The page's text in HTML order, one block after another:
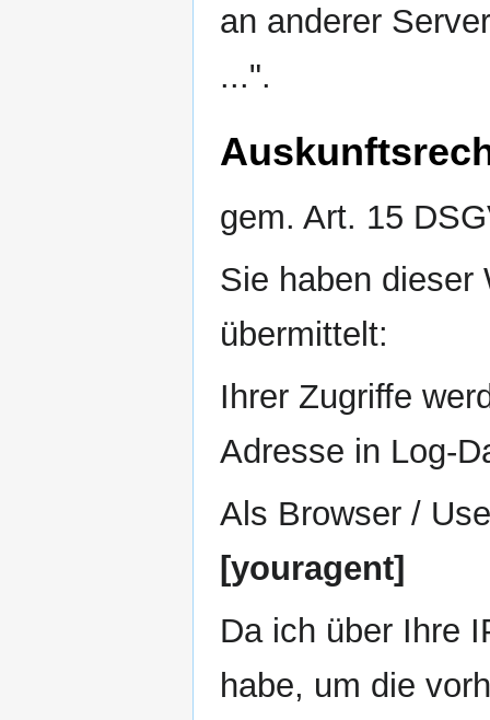
an anderer
...".
gem. Art. 15
Sie haben dieser
übermittelt:
Ihrer Zugriffe
Adresse in Log-
Als Browser /
[youragent]
Da ich über Ihre
habe, um die